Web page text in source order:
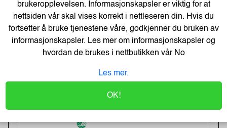
71,-
109,-
57,- Eks. Mva. Kjøp
Energizer Lithium AA/L91 Batterier
Varenummer:149006 /639753
Sendes om:0-2 dager
brukeropplevelsen. Informasjonskapsler er viktig for at
nettsiden vår skal vises korrekt i nettleseren din. Hvis du
fortsetter å bruke tjenestene våre, godkjenner du bruken av
informasjonskapsler. Les mer om informasjonskapsler og
hvordan de brukes i nettbutikken vårNo
Les mer.
OK!